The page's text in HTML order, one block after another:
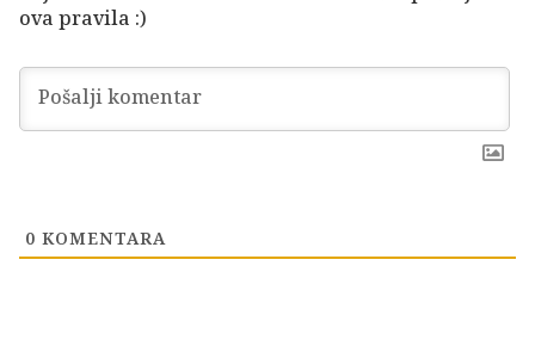
ova pravila :)
0 KOMENTARA